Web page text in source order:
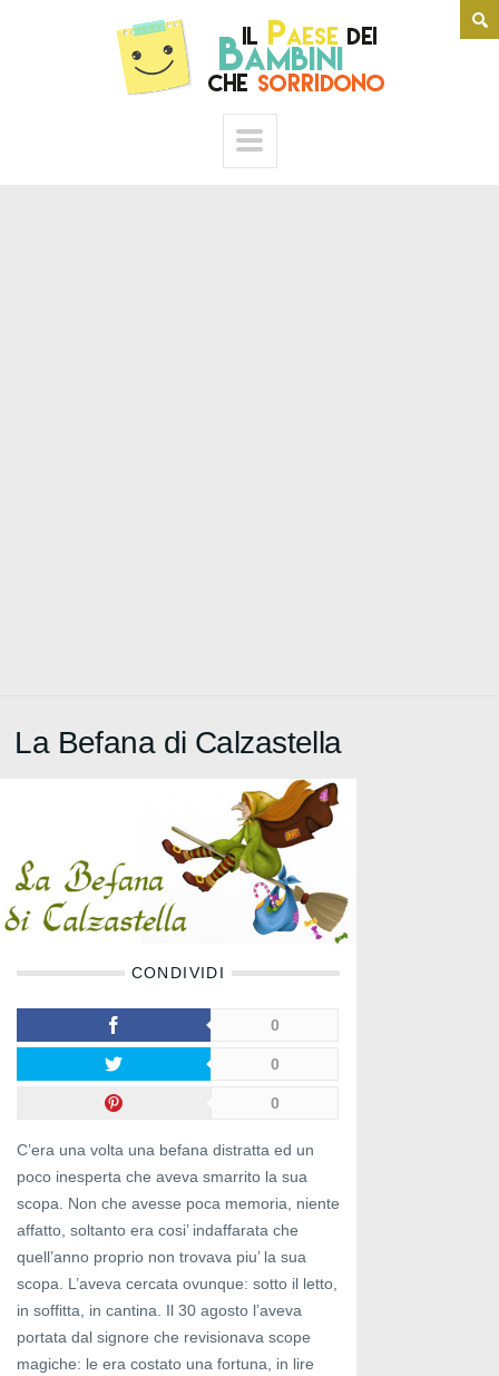
La Befana di Calzastella
CONDIVIDI
0
0
0
C’era una volta una befana distratta ed un
poco inesperta che aveva smarrito la sua
scopa. Non che avesse poca memoria, niente
affatto, soltanto era cosi’ indaffarata che
quell’anno proprio non trovava piu’ la sua
scopa. L’aveva cercata ovunque: sotto il letto,
in soffitta, in cantina. Il 30 agosto l’aveva
portata dal signore che revisionava scope
magiche: le era costato una fortuna, in lire